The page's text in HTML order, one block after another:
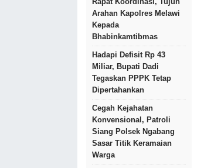
Arahan Kapolres Melawi
Kepada
Bhabinkamtibmas
Hadapi Defisit Rp 43
Miliar, Bupati Dadi
Tegaskan PPPK Tetap
Dipertahankan
Cegah Kejahatan
Konvensional, Patroli
Siang Polsek Ngabang
Sasar Titik Keramaian
Warga